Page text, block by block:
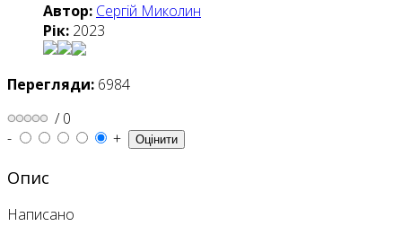
Автор: Сергій Миколин
Рік: 2023
Перегляди: 6984
/0
-
+
Опис
Написано